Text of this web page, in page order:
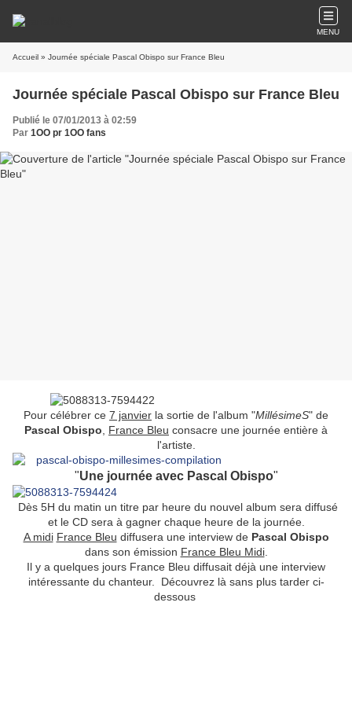
MENU
Accueil » Journée spéciale Pascal Obispo sur France Bleu
Journée spéciale Pascal Obispo sur France Bleu
Publié le 07/01/2013 à 02:59
Par 1OO pr 1OO fans
Pour célébrer ce 7 janvier la sortie de l'album "MillésimeS" de
Pascal Obispo
France Bleu consacre une journée entière à
l'artiste.
"Une journée avec Pascal Obispo"
Dès 5H du matin un titre par heure du nouvel album sera diffusé
et le CD sera à gagner chaque heure de la journée.
A midi France Bleu diffusera une interview dePascal Obispo
dans son émission France Bleu Midi.
Il y a quelques jours France Bleu diffusait déjà une interview
intéressante du chanteur. Découvrez là sans plus tarder ci-
dessous